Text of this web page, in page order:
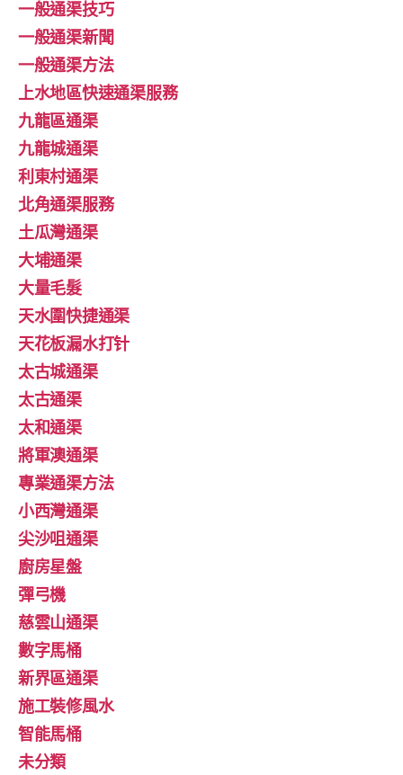
一般通渠技巧
一般通渠新聞
一般通渠方法
上水地區快速通渠服務
九龍區通渠
九龍城通渠
利東村通渠
北角通渠服務
土瓜灣通渠
大埔通渠
大量毛髮
天水圍快捷通渠
天花板漏水打针
太古城通渠
太古通渠
太和通渠
將軍澳通渠
專業通渠方法
小西灣通渠
尖沙咀通渠
廚房星盤
彈弓機
慈雲山通渠
數字馬桶
新界區通渠
施工裝修風水
智能馬桶
未分類